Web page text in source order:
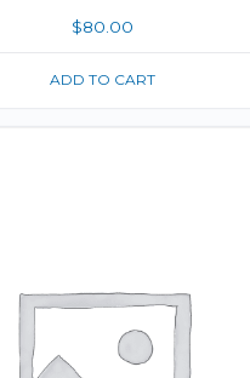
$80.00
ADD TO CART